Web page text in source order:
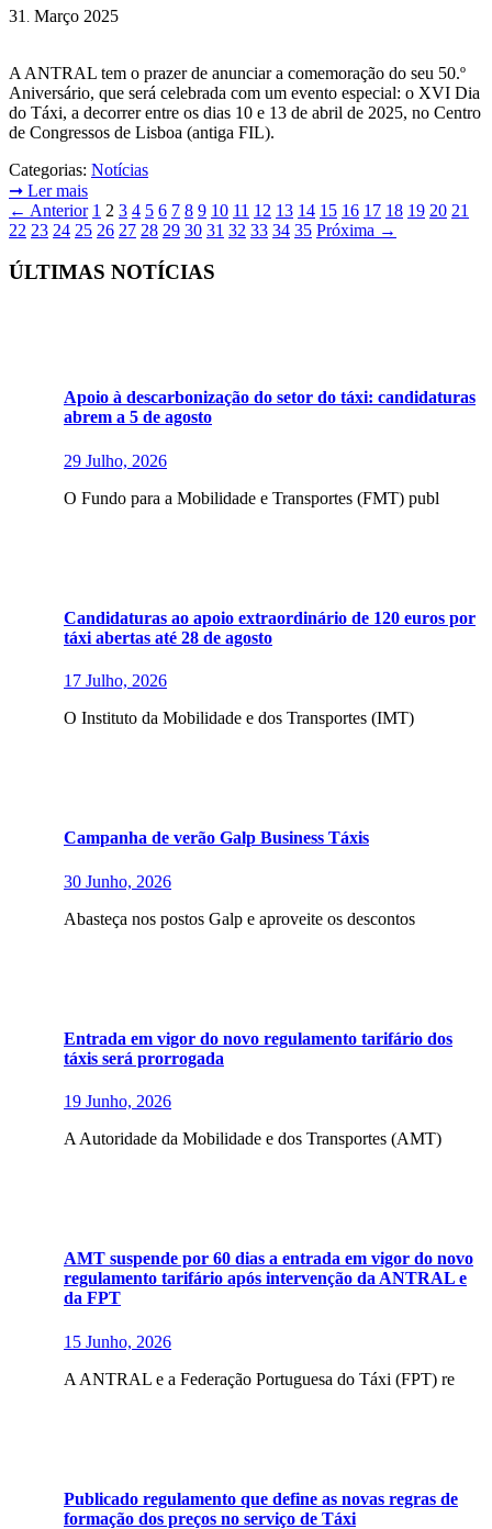
31 Março 2025
A ANTRAL tem o prazer de anunciar a comemoração do seu 50.º
Aniversário, que será celebrada com um evento especial: o XVI Dia
do Táxi, a decorrer entre os dias 10 e 13 de abril de 2025, no Centro
de Congressos de Lisboa (antiga FIL).
Categorias: Notícias
➞ Ler mais
← Anterior 1 2 3 4 5 6 7 8 9 10 11 12 13 14 15 16 17 18 19 20 21
22 23 24 25 26 27 28 29 30 31 32 33 34 35 Próxima →
ÚLTIMAS NOTÍCIAS
Apoio à descarbonização do setor do táxi: candidaturas
abrem a 5 de agosto
29 Julho, 2026
O Fundo para a Mobilidade e Transportes (FMT) publ
Candidaturas ao apoio extraordinário de 120 euros por
táxi abertas até 28 de agosto
17 Julho, 2026
O Instituto da Mobilidade e dos Transportes (IMT)
Campanha de verão Galp Business Táxis
30 Junho, 2026
Abasteça nos postos Galp e aproveite os descontos
Entrada em vigor do novo regulamento tarifário dos
táxis será prorrogada
19 Junho, 2026
A Autoridade da Mobilidade e dos Transportes (AMT)
AMT suspende por 60 dias a entrada em vigor do novo
regulamento tarifário após intervenção da ANTRAL e
da FPT
15 Junho, 2026
A ANTRAL e a Federação Portuguesa do Táxi (FPT) re
Publicado regulamento que define as novas regras de
formação dos preços no serviço de Táxi